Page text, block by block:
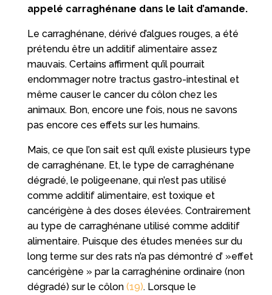
appelé carraghénane dans le lait d’amande.
Le carraghénane, dérivé d’algues rouges, a été
prétendu être un additif alimentaire assez
mauvais. Certains affirment qu’il pourrait
endommager notre tractus gastro-intestinal et
même causer le cancer du côlon chez les
animaux. Bon, encore une fois, nous ne savons
pas encore ces effets sur les humains.
Mais, ce que l’on sait est qu’il existe plusieurs type
de carraghénane. Et, le type de carraghénane
dégradé, le poligeenane, qui n’est pas utilisé
comme additif alimentaire, est toxique et
cancérigène à des doses élevées. Contrairement
au type de carraghénane utilisé comme additif
alimentaire. Puisque des études menées sur du
long terme sur des rats n’a pas démontré d’ »effet
cancérigène » par la carraghénine ordinaire (non
dégradé) sur le côlon (19). Lorsque le